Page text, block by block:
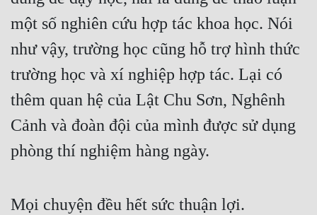
Dị Năng
Góc Nhìn Nam
Góc Nhìn Nữ
Huyền Huyễn
Huyền Nghi
Hài Hước
một số nghiên cứu hợp tác khoa học. Nói
như vậy, trường học cũng hỗ trợ hình thức
trường học và xí nghiệp hợp tác. Lại có
thêm quan hệ của Lật Chu Sơn, Nghênh
Cảnh và đoàn đội của mình được sử dụng
phòng thí nghiệm hàng ngày.
Mọi chuyện đều hết sức thuận lợi.